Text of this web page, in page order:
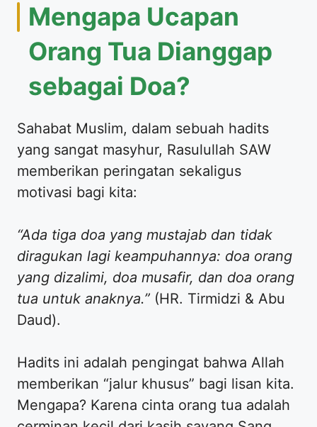
​Mengapa Ucapan
Orang Tua Dianggap
sebagai Doa?
​Sahabat Muslim, dalam sebuah hadits
yang sangat masyhur, Rasulullah SAW
memberikan peringatan sekaligus
motivasi bagi kita:
“Ada tiga doa yang mustajab dan tidak
diragukan lagi keampuhannya: doa orang
yang dizalimi, doa musafir, dan doa orang
tua untuk anaknya.” (HR. Tirmidzi & Abu
Daud).
​Hadits ini adalah pengingat bahwa Allah
memberikan “jalur khusus” bagi lisan kita.
Mengapa? Karena cinta orang tua adalah